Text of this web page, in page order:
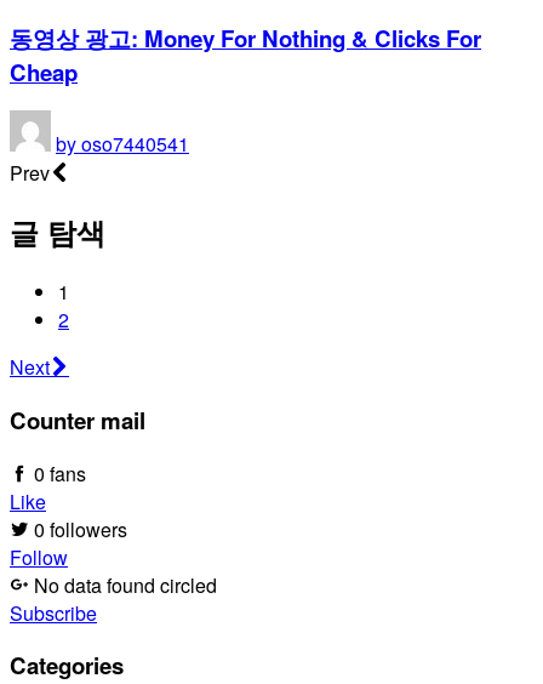
동영상 광고: Money For Nothing & Clicks For
Cheap
byoso7440541
Prev
글 탐색
1
2
Next
Counter mail
0 fans
Like
0 followers
Follow
No data found circled
Subscribe
Categories